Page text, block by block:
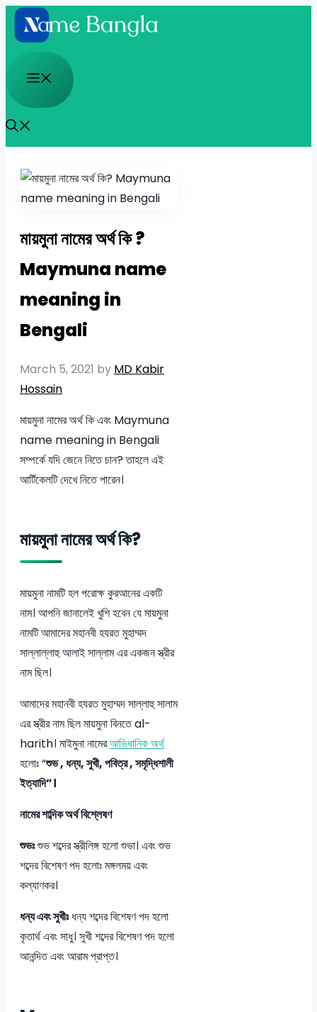
Skip
to
content
Menu
মায়মুনা নামের অর্থ কি ?
Maymuna name
meaning in
Bengali
March 5, 2021 by MD Kabir
Hossain
মায়মুনা নামের অর্থ কি এবং Maymuna
name meaning in Bengali
সম্পর্কে যদি জেনে নিতে চান? তাহলে এই
আর্টিকেলটি দেখে নিতে পারেন।
মায়মুনা নামের অর্থ কি?
মায়মুনা নামটি হল পরোক্ষ কুরআনের একটি
নাম। আপনি জানালেই খুশি হবেন যে মায়মুনা
নামটি আমাদের মহানবী হযরত মুহাম্মদ
সাল্লাল্লাহু আলাই সাল্লাম এর একজন স্ত্রীর
নাম ছিল।
আমাদের মহানবী হযরত মুহাম্মদ সাল্লাহু সালাম
এর স্ত্রীর নাম ছিল মায়মুনা বিনতে al-
harith। মাইমুনা নামেরআভিধানিক অর্থ
হলোঃ “শুভ , ধন্য, সুখী, পবিত্র , সমৃদ্ধিশালী
ইত্যাদি”।
নামের শাব্দিক অর্থ বিশ্লেষণ
শুভঃশুভ শব্দের স্ত্রীলিঙ্গ হলো শুভা। এবং শুভ
শব্দের বিশেষণ পদ হলোঃ মঙ্গলময় এবং
কল্যাণকর।
ধন্য এবং সুখীঃধন্য শব্দের বিশেষণ পদ হলো
কৃতার্থ এবং সাধু। সুখী শব্দের বিশেষণ পদ হলো
আনন্দিত এবং আরাম প্রাপ্ত।